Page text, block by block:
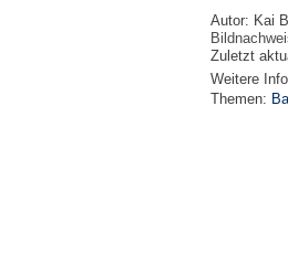
Autor: Kai
Zuletzt
Weitere
Themen: